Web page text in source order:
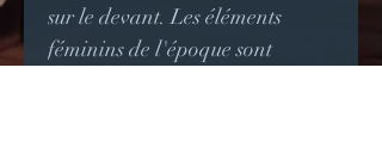
sur le devant. Les éléments
féminins de l'époque sont